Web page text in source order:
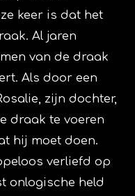
keer is dat het
Al jaren
van de draak
Als door een
zijn dochter,
draak te voeren
hij moet doen.
verliefd op
onlogische held